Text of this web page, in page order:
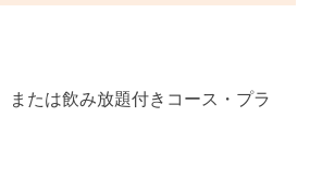
、または飲み放題付きコース・プラ